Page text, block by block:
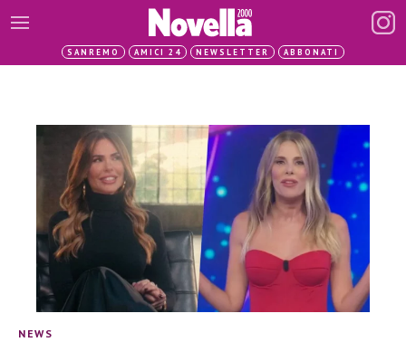
SANREMO AMICI 24 NEWSLETTER ABBONATI
NEWS